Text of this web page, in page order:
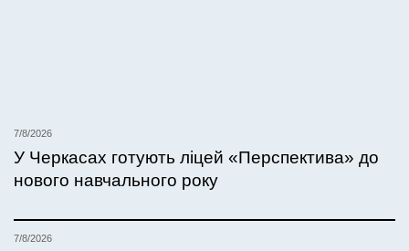
7/8/2026
У Черкасах готують ліцей «Перспектива» до
нового навчального року
7/8/2026